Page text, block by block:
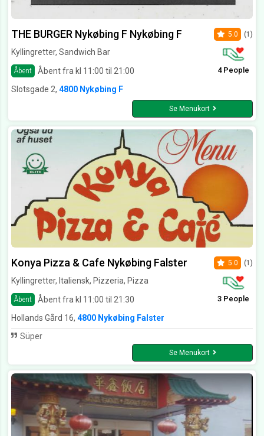
THE BURGER Nykøbing F Nykøbing F
Kyllingretter, Sandwich Bar
Åbent Åbent fra kl 11:00 til 21:00
5.0 (1)
4 People
Slotsgade 2, 4800 Nykøbing F
Se Menukort
Konya Pizza & Cafe Nykøbing Falster
Kyllingretter, Italiensk, Pizzeria, Pizza
Åbent Åbent fra kl 11:00 til 21:30
5.0 (1)
3 People
Hollands Gård 16, 4800 Nykøbing Falster
Süper
Se Menukort